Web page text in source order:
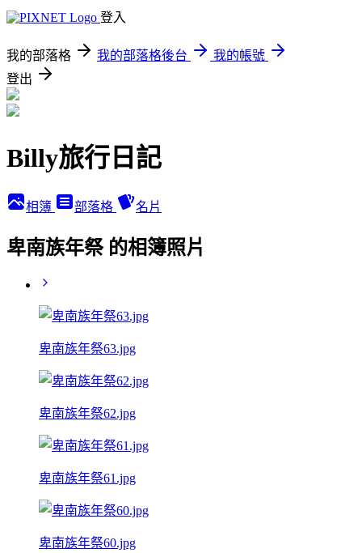
登入
我的部落格 我的部落格後台
我的帳號
登出
Billy旅行日記
相簿 部落格 名片
卑南族年祭 的相簿照片
卑南族年祭63.jpg
卑南族年祭62.jpg
卑南族年祭61.jpg
卑南族年祭60.jpg